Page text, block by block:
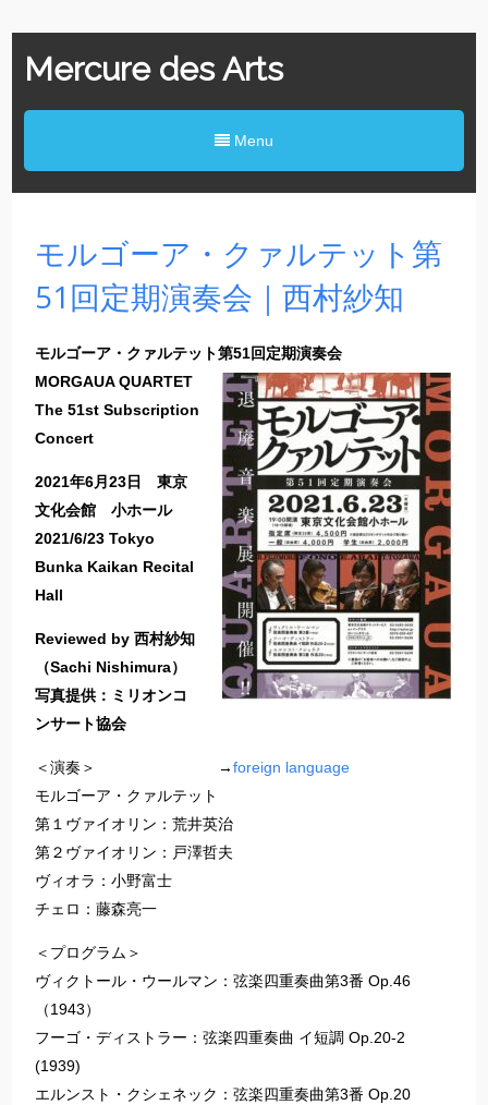
Mercure des Arts
Menu
モルゴーア・クァルテット第
51回定期演奏会｜西村紗知
モルゴーア・クァルテット第51回定期演奏会
MORGAUA QUARTET
The 51st Subscription
Concert
2021年6月23日 東京
文化会館 小ホール
2021/6/23 Tokyo
Bunka Kaikan Recital
Hall
Reviewed by 西村紗知
（Sachi Nishimura）
写真提供：ミリオンコ
ンサート協会
＜演奏＞ →foreign language
モルゴーア・クァルテット
第１ヴァイオリン：荒井英治
第２ヴァイオリン：戸澤哲夫
ヴィオラ：小野富士
チェロ：藤森亮一
＜プログラム＞
ヴィクトール・ウールマン：弦楽四重奏曲第3番 Op.46
（1943）
フーゴ・ディストラー：弦楽四重奏曲 イ短調 Op.20-2
(1939)
エルンスト・クシェネック：弦楽四重奏曲第3番 Op.20